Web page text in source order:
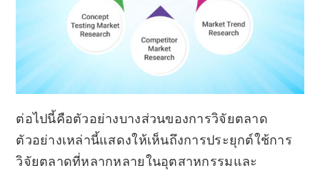
ต่อไปนี้คือตัวอย่างบางส่วนของการวิจัยตลาด
ตัวอย่างเหล่านี้แสดงให้เห็นถึงการประยุกต์ใช้การ
วิจัยตลาดที่หลากหลายในอุตสาหกรรมและ